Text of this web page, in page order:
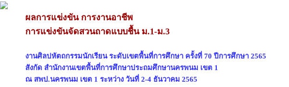
ผลการแข่งขัน การงานอาชีพ
การแข่งขันจัดสวนถาดแบบชื้น ม.1-ม.3
งานศิลปหัตถกรรมนักเรียน ระดับเขตพื้นที่การศึกษา ครั้งที่ 70 ปีการศึกษา 2565
สังกัด สำนักงานเขตพื้นที่การศึกษาประถมศึกษานครพนม เขต 1
ณ สพป.นครพนม เขต 1 ระหว่าง วันที่ 2-4 ธันวาคม 2565